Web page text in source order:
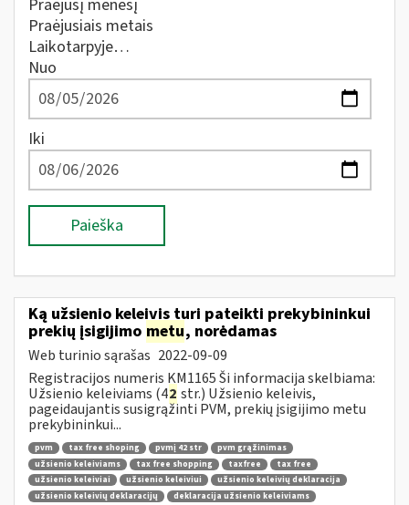
Praėjusį mėnesį
Praėjusiais metais
Laikotarpyje…
Nuo
Iki
Paieška
Ką užsienio keleivis turi pateikti prekybininkui
prekių įsigijimo metu, norėdamas
Web turinio sąrašas 2022-09-09
Registracijos numeris KM1165 Ši informacija skelbiama:
Užsienio keleiviams (42 str.) Užsienio keleivis,
pageidaujantis susigrąžinti PVM, prekių įsigijimo metu
prekybininkui...
pvm tax free shoping pvmį 42 str
pvm grąžinimas
užsienio keleiviams
tax free shopping taxfree
tax free
užsienio keleiviai
užsienio keleiviui
užsienio keleivių deklaracija
užsienio keleivių deklaracijų
deklaracija užsienio keleiviams